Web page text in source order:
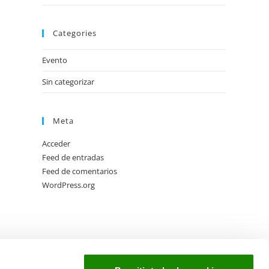
Categories
Evento
Sin categorizar
Meta
Acceder
Feed de entradas
Feed de comentarios
WordPress.org